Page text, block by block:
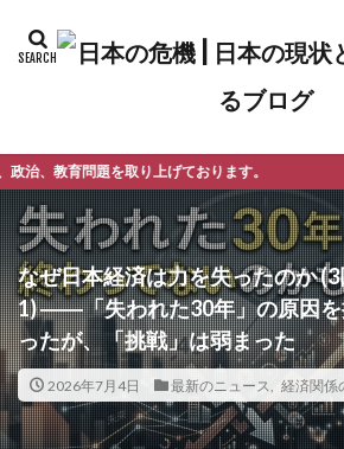
おります。
なぜ日本経済は力を失ったのか
1) ――「失われた30年」の原因
ったが、「挑戦」は弱まった
2026年7月4日 最新のニュース 経済関係